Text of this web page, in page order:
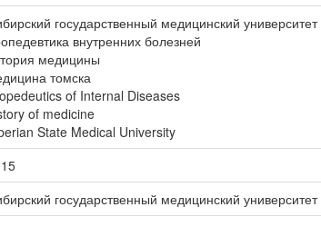
государственный медицинский университет
внутренних болезней
медицины
томска
of Internal Diseases
of medicine
State Medical University
государственный медицинский университет